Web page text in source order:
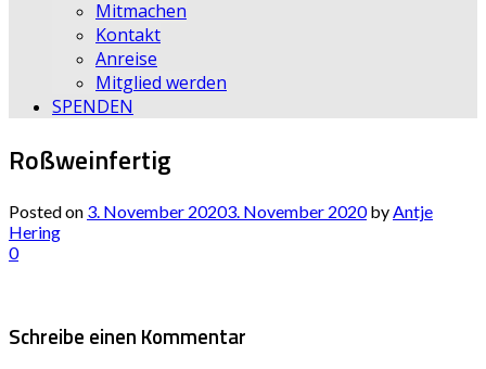
Mitmachen
Kontakt
Anreise
Mitglied werden
SPENDEN
Roßweinfertig
Posted on 3. November 20203. November 2020byAntje
Hering
0
Schreibe einen Kommentar